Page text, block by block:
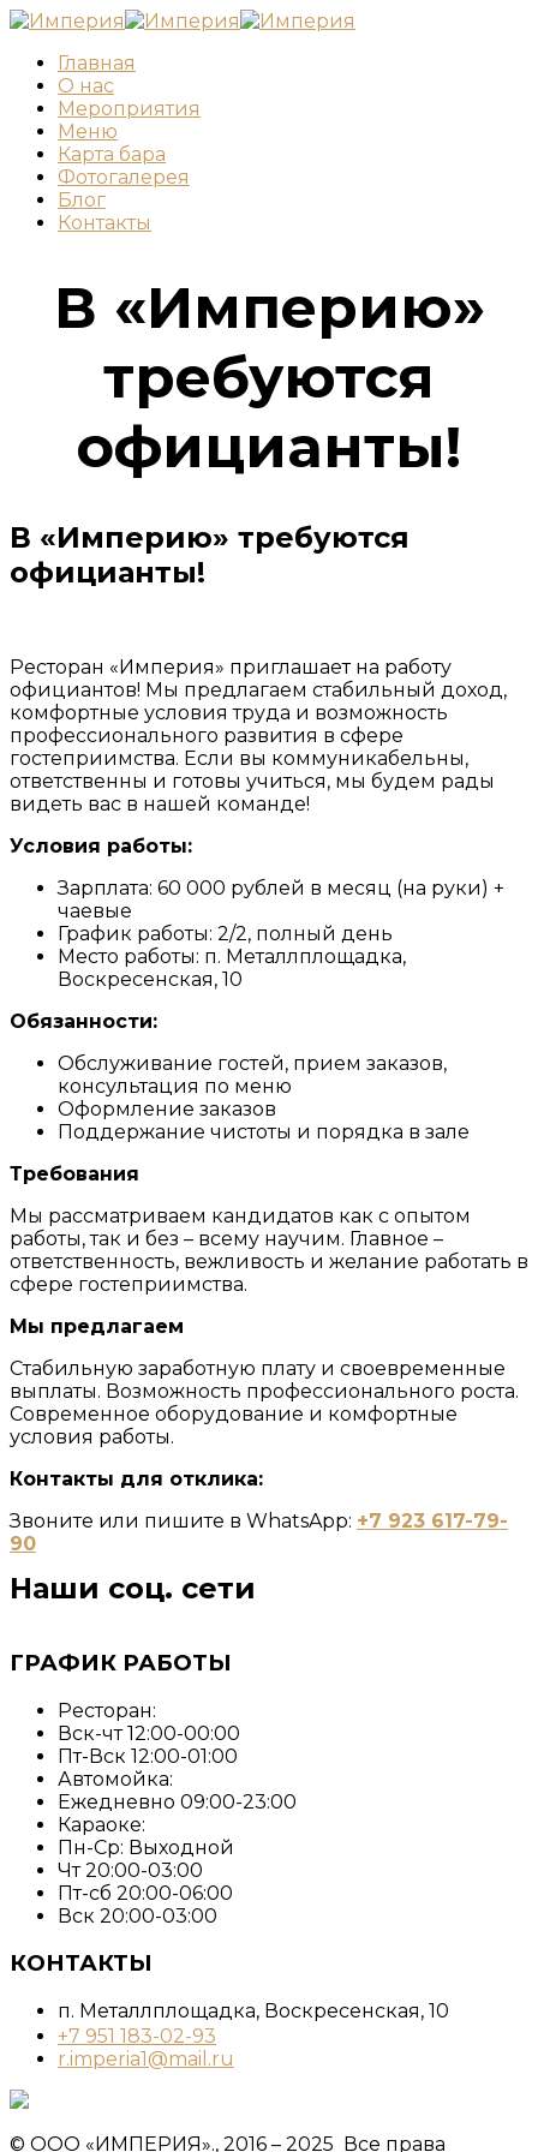
Главная
О нас
Мероприятия
Меню
Карта бара
Фотогалерея
Блог
Контакты
В «Империю»
требуются
официанты!
В «Империю» требуются
официанты!
Ресторан «Империя» приглашает на работу
официантов! Мы предлагаем стабильный доход,
комфортные условия труда и возможность
профессионального развития в сфере
гостеприимства. Если вы коммуникабельны,
ответственны и готовы учиться, мы будем рады
видеть вас в нашей команде!
Условия работы:
Зарплата: 60 000 рублей в месяц (на руки) +
чаевые
График работы: 2/2, полный день
Место работы: п. Металлплощадка, ​
Воскресенская, 10​
Обязанности:
Обслуживание гостей, прием заказов,
консультация по меню
Оформление заказов
Поддержание чистоты и порядка в зале
Требования
Мы рассматриваем кандидатов как с опытом
работы, так и без – всему научим. Главное –
ответственность, вежливость и желание работать в
сфере гостеприимства.
Мы предлагаем
Стабильную заработную плату и своевременные
выплаты. Возможность профессионального роста.
Современное оборудование и комфортные
условия работы.
Контакты для отклика:
Звоните или пишите в WhatsApp: +7 923 617-79-
90
Наши соц. сети
ГРАФИК РАБОТЫ
Ресторан:
Вск-чт 12:00-00:00
Пт-Вск 12:00-01:00
Автомойка:
Ежедневно 09:00-23:00
Караоке:
Пн-Ср: Выходной
Чт 20:00-03:00
Пт-сб 20:00-06:00
Вск 20:00-03:00
КОНТАКТЫ
п. Металлплощадка, ​Воскресенская, 10​
+7 951 183-02-93
r.imperia1@mail.ru
© ООО «ИМПЕРИЯ»., 2016 – 2025 Все права